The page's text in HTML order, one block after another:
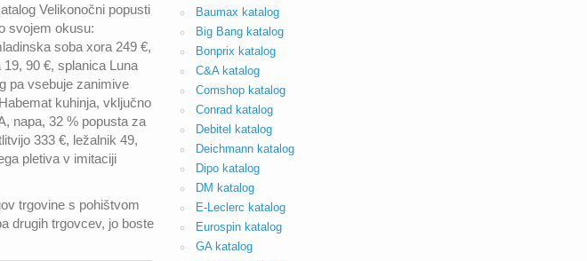
Velikonočni popusti
svojem okusu:
soba xora 249 €,
90 €, splanica Luna
pa vsebuje zanimive
kuhinja, vključno
napa, 32 % popusta za
333 €, ležalnik 49,
pletiva v imitaciji
trgovine s pohištvom
drugih trgovcev, jo boste
Baumax katalog
Big Bang katalog
Bonprix katalog
C&A katalog
Comshop katalog
Conrad katalog
Debitel katalog
Deichmann katalog
Dipo katalog
DM katalog
E-Leclerc katalog
Eurospin katalog
GA katalog